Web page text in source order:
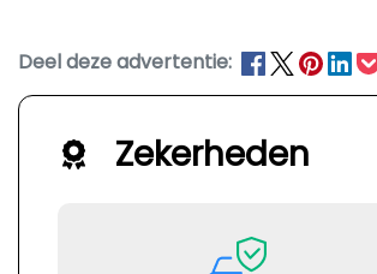
Deel deze advertentie:
Zekerheden